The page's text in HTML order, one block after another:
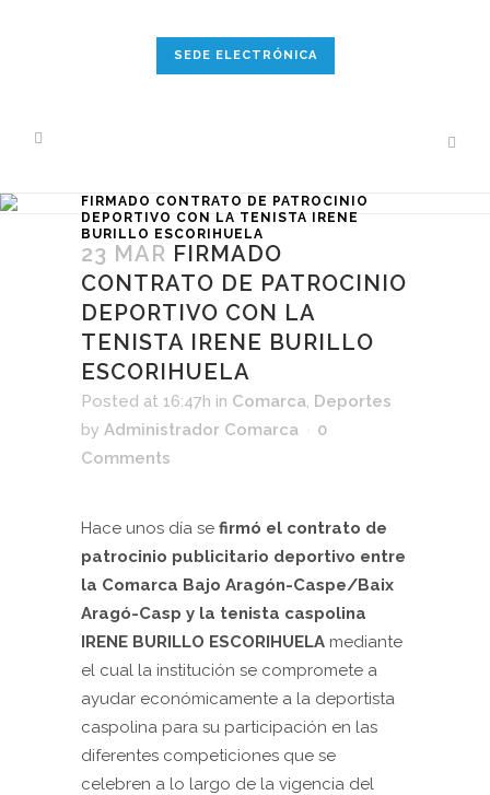
SEDE ELECTRÓNICA
FIRMADO CONTRATO DE PATROCINIO
DEPORTIVO CON LA TENISTA IRENE
BURILLO ESCORIHUELA
23 MAR FIRMADO
CONTRATO DE PATROCINIO
DEPORTIVO CON LA
TENISTA IRENE BURILLO
ESCORIHUELA
Posted at 16:47h in Comarca, Deportes
by Administrador Comarca
0
Comments
Hace unos día se firmó el contrato de
patrocinio publicitario deportivo entre
la Comarca Bajo Aragón-Caspe/Baix
Aragó-Casp y la tenista caspolina
IRENE BURILLO ESCORIHUELA mediante
el cual la institución se compromete a
ayudar económicamente a la deportista
caspolina para su participación en las
diferentes competiciones que se
celebren a lo largo de la vigencia del